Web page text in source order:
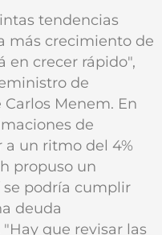
tendencias
más crecimiento de
en crecer rápido",
de
Menem. En
de
a un ritmo del 4%
propuso un
se podría cumplir
deuda
que revisar las